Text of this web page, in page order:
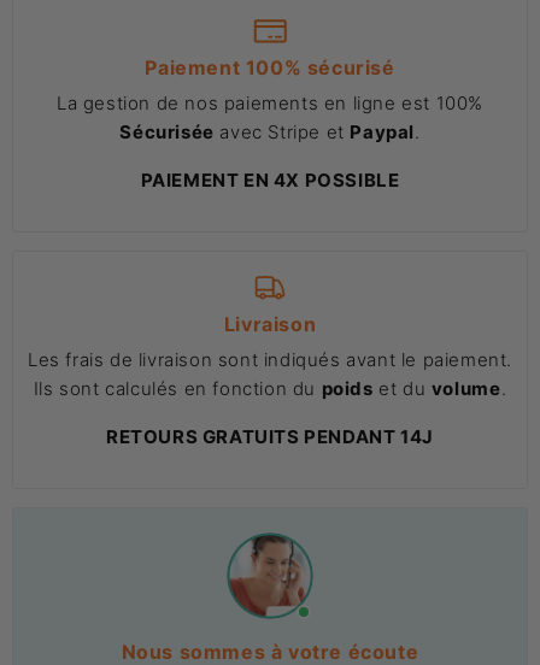
Paiement 100% sécurisé
La gestion de nos paiements en ligne est 100%
Sécurisée avec Stripe et Paypal
PAIEMENT EN 4X POSSIBLE
Livraison
Les frais de livraison sont indiqués avant le paiement.
Ils sont calculés en fonction du poids et du volume
RETOURS GRATUITS PENDANT 14J
Nous sommes à votre écoute